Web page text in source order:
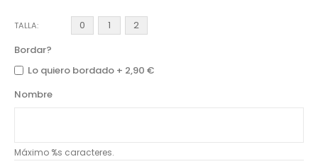
TALLA 0 1
2
Bordar?
Lo quiero bordado + 2,90 €
Nombre
Máximo %s caracteres.